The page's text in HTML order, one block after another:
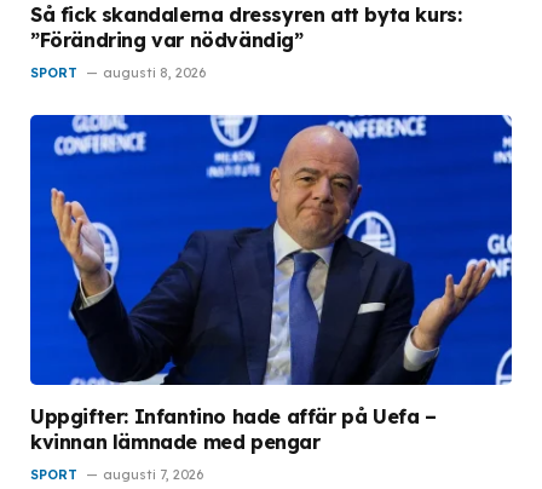
Så fick skandalerna dressyren att byta kurs:
”Förändring var nödvändig”
SPORT augusti 8, 2026
Uppgifter: Infantino hade affär på Uefa –
kvinnan lämnade med pengar
SPORT augusti 7, 2026